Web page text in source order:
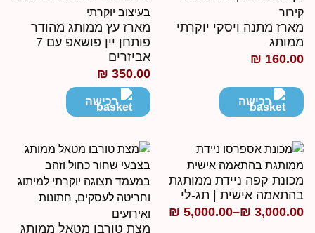
מתנה ויסקי יוקרתי
₪
רכישה
מארז עץ ממותג מהודר
פותחן יין פושאפ עם 7
אביזרים
₪350.00
רכישה
קפה ניידת ממותגת
אישית | תג-לי
₪
–
₪5,000.00
מצת טורבו מטאל ממותג